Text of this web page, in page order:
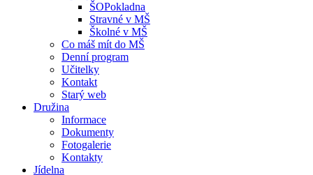
ŠOPokladna
Stravné v MŠ
Školné v MŠ
Co máš mít do MŠ
Denní program
Učitelky
Kontakt
Starý web
Družina
Informace
Dokumenty
Fotogalerie
Kontakty
Jídelna